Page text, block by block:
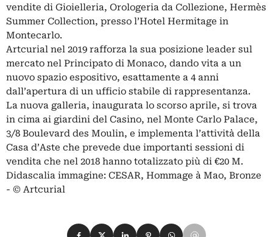
vendite di Gioielleria, Orologeria da Collezione, Hermès
Summer Collection, presso l’Hotel Hermitage in
Montecarlo.
Artcurial nel 2019 rafforza la sua posizione leader sul
mercato nel Principato di Monaco, dando vita a un
nuovo spazio espositivo, esattamente a 4 anni
dall’apertura di un ufficio stabile di rappresentanza.
La nuova galleria, inaugurata lo scorso aprile, si trova
in cima ai giardini del Casino, nel Monte Carlo Palace,
3/8 Boulevard des Moulin, e implementa l’attività della
Casa d’Aste che prevede due importanti sessioni di
vendita che nel 2018 hanno totalizzato più di €20 M.
Didascalia immagine: CESAR, Hommage à Mao, Bronze
- © Artcurial
Condividi su Facebook
Condividi su X
Condividi su LinkedIn
Condividi su Pinterest
Condividi su WhatsApp
Condividi su Email